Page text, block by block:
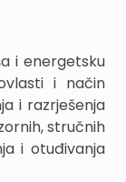
i energetsku
i način
i razrješenja
stručnih
i otuđivanja